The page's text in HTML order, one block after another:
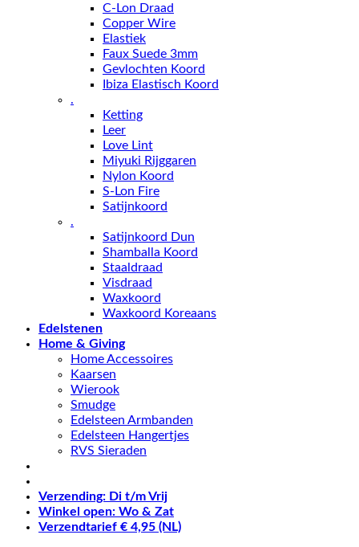
C-Lon Draad
Copper Wire
Elastiek
Faux Suede 3mm
Gevlochten Koord
Ibiza Elastisch Koord
.
Ketting
Leer
Love Lint
Miyuki Rijggaren
Nylon Koord
S-Lon Fire
Satijnkoord
.
Satijnkoord Dun
Shamballa Koord
Staaldraad
Visdraad
Waxkoord
Waxkoord Koreaans
Edelstenen
Home & Giving
Home Accessoires
Kaarsen
Wierook
Smudge
Edelsteen Armbanden
Edelsteen Hangertjes
RVS Sieraden
Verzending: Di t/m Vrij
Winkel open: Wo & Zat
Verzendtarief € 4,95 (NL)